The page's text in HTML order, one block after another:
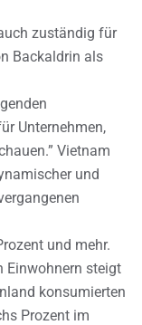
zuständig für
Backaldrin als
Unternehmen,
Vietnam
und
und mehr.
Einwohnern steigt
konsumierten
Prozent im